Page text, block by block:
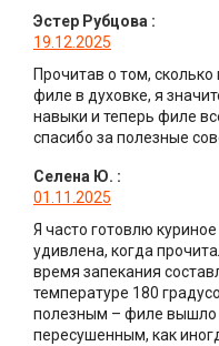
Эстер Рубцова :
19.12.2025
Прочитав о том,
филе в духовке, я
навыки и теперь филе
спасибо за полезные
Селена Ю. :
01.11.2025
Я часто готовлю
удивлена, когда
время запекания
температуре 180
полезным – филе
пересушенным, как